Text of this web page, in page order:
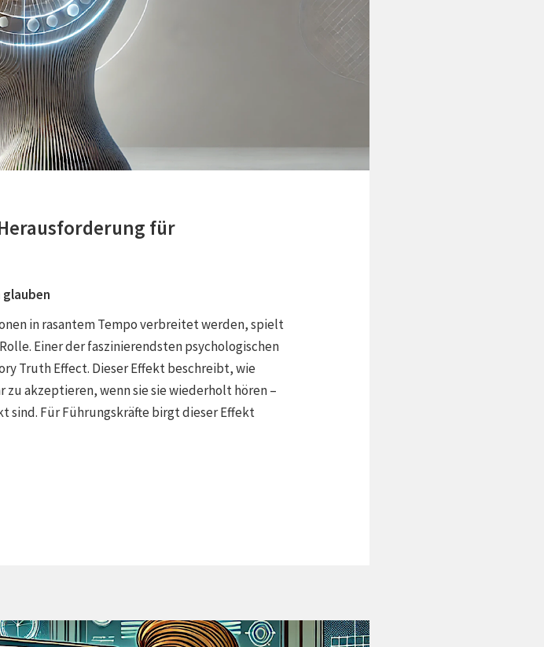
für
glauben
in rasantem Tempo verbreitet werden, spielt
Einer der faszinierendsten psychologischen
Truth Effect. Dieser Effekt beschreibt, wie
zu akzeptieren, wenn sie sie wiederholt hören –
sind. Für Führungskräfte birgt dieser Effekt